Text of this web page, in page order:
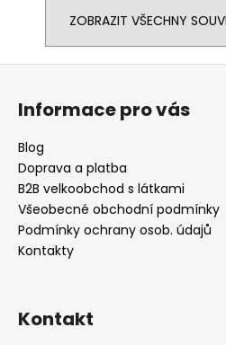
ZOBRAZIT VŠECHNY
Z
Informace pro vás
Blog
Doprava a platba
B2B velkoobchod s látkami
Všeobecné obchodní podmínky
Podmínky ochrany osob. údajů
Kontakty
Kontakt